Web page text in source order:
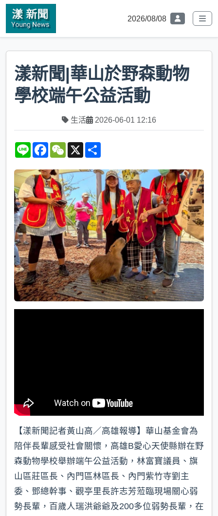
2026/08/08
漾新聞|華山於野森動物
學校端午公益活動
生活 2026-06-01 12:16
L
e
F
e
b
o
o
k
W
h
t
X
r
e
【漾新聞記者黃山高／高雄報導】華山基金會為
陪伴長輩感受社會關懷，高雄B愛心天使縣辦在野
森動物學校舉辦端午公益活動，林富寶議員、旗
山區莊區長、內門區林區長、內門紫竹寺劉主
委、鄧總幹事、觀亭里長許志芳蒞臨現場關心弱
勢長輩，百歲人瑞洪爺爺及200多位弱勢長輩，在